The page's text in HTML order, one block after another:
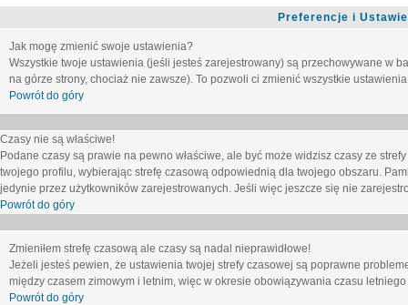
Preferencje i
Jak mogę zmienić swoje ustawienia?
Wszystkie twoje ustawienia (jeśli jesteś zarejestrowany) są przechowywane w
na górze strony, chociaż nie zawsze). To pozwoli ci zmienić wszystkie
Powrót do góry
Czasy nie są właściwe!
Podane czasy są prawie na pewno właściwe, ale być może widzisz czasy ze
twojego profilu, wybierając strefę czasową odpowiednią dla twojego obszaru.
jedynie przez użytkowników zarejestrowanych. Jeśli więc jeszcze się nie
Powrót do góry
Zmieniłem strefę czasową ale czasy są nadal nieprawidłowe!
Jeżeli jesteś pewien, że ustawienia twojej strefy czasowej są poprawne
między czasem zimowym i letnim, więc w okresie obowiązywania czasu
Powrót do góry